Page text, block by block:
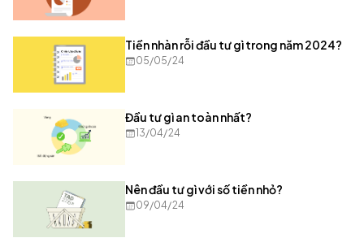
Tiền nhàn rỗi đầu tư gì trong năm 2024?
05/05/24
Đầu tư gì an toàn nhất?
13/04/24
Nên đầu tư gì với số tiền nhỏ?
09/04/24